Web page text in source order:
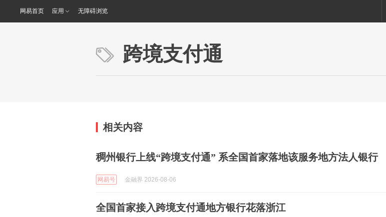
网易首页 应用 无障碍浏览
跨境支付通
相关内容
稠州银行上线“跨境支付通” 系全国首家落地该服务地方法人银行
网易号 金融界 2026-08-06
全国首家接入跨境支付通地方银行花落浙江